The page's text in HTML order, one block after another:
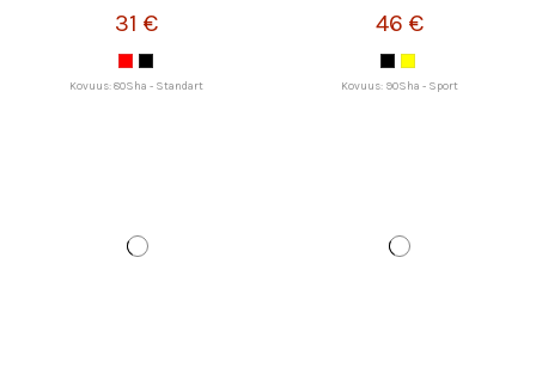
31 €
Kovuus: 80Sha - Standart
46 €
Kovuus: 90Sha - Sport